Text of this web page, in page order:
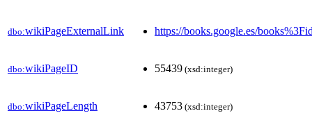
dbo:wikiPageExternalLink https://books.google.es/
dbo:wikiPageID 55439 (xsd:integer)
dbo:wikiPageLength 43753 (xsd:integer)